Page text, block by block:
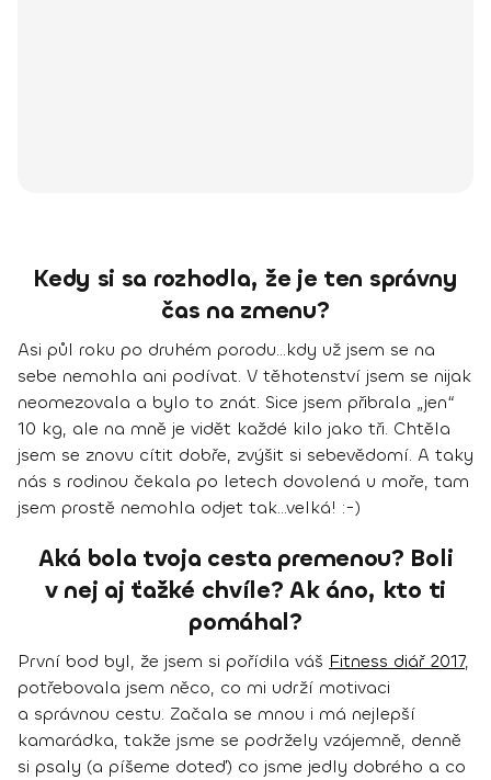
Kedy si sa rozhodla, že je ten správny
čas na zmenu?
Asi půl roku po druhém porodu...kdy už jsem se na
sebe nemohla ani podívat. V těhotenství jsem se nijak
neomezovala a bylo to znát. Sice jsem přibrala „jen“
10 kg, ale na mně je vidět každé kilo jako tři. Chtěla
jsem se znovu cítit dobře, zvýšit si sebevědomí. A taky
nás s rodinou čekala po letech dovolená u moře, tam
jsem prostě nemohla odjet tak...velká! :-)
Aká bola tvoja cesta premenou? Boli
v nej aj ťažké chvíle? Ak áno, kto ti
pomáhal?
První bod byl, že jsem si pořídila váš Fitness diář 2017,
potřebovala jsem něco, co mi udrží motivaci
a správnou cestu. Začala se mnou i má nejlepší
kamarádka, takže jsme se podržely vzájemně, denně
si psaly (a píšeme doteď) co jsme jedly dobrého a co